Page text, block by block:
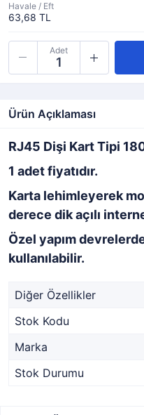
Havale / Eft
63,68 TL
Adet
Ürün Açıklaması
RJ45 Dişi Kart Tipi
1 adet fiyatıdır.
Karta lehimleyerek
derece dik açılı
Özel yapım
kullanılabilir.
Diğer Özellikler
Stok Kodu
Marka
Stok Durumu